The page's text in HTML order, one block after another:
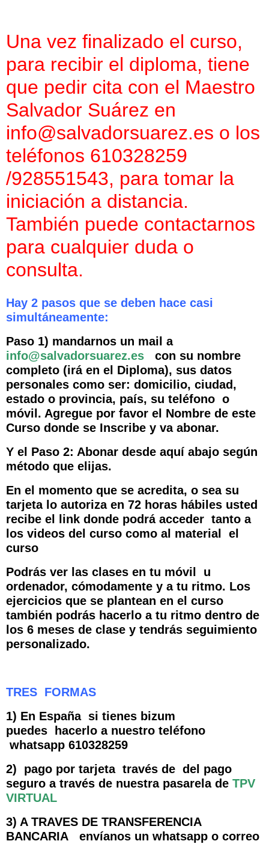
Una vez finalizado el curso,
para recibir el diploma, tiene
que pedir cita con el Maestro
Salvador Suárez en
info@salvadorsuarez.es o los
teléfonos 610328259
/928551543, para tomar la
iniciación a distancia.
También puede contactarnos
para cualquier duda o
consulta.
Hay 2 pasos que se deben hace casi
simultáneamente:
Paso 1) mandarnos un mail a
info@salvadorsuarez.es con su nombre
completo (irá en el Diploma), sus datos
personales como ser: domicilio, ciudad,
estado o provincia, país, su teléfono o
móvil. Agregue por favor el Nombre de este
Curso donde se Inscribe y va abonar.
Y el Paso 2: Abonar desde aquí abajo según
método que elijas.
En el momento que se acredita, o sea su
tarjeta lo autoriza en 72 horas hábiles usted
recibe el link donde podrá acceder tanto a
los videos del curso como al material el
curso
Podrás ver las clases en tu móvil u
ordenador, cómodamente y a tu ritmo. Los
ejercicios que se plantean en el curso
también podrás hacerlo a tu ritmo dentro de
los 6 meses de clase y tendrás seguimiento
personalizado.
TRES FORMAS
1) En España si tienes bizum
puedes hacerlo a nuestro teléfono
whatsapp 610328259
2) pago por tarjeta través de del pago
seguro a través de nuestra pasarela de TPV
VIRTUAL
3) A TRAVES DE TRANSFERENCIA
BANCARIA envíanos un whatsapp o correo